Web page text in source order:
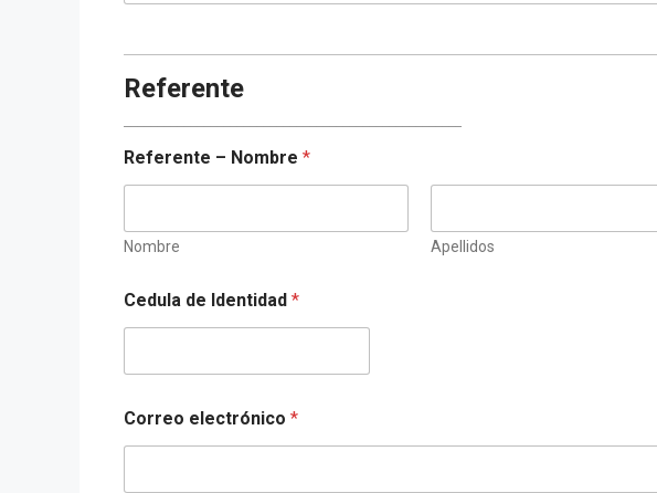
Referente
Referente – Nombre *
Nombre Apellidos
Cedula de Identidad *
Correo electrónico *